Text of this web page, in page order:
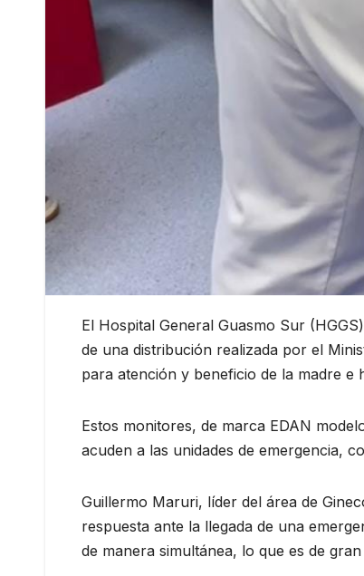
El Hospital General Guasmo Sur
de una distribución realizada por el
para atención y beneficio de la madre e
Estos monitores, de marca EDAN
acuden a las unidades de emergencia,
Guillermo Maruri, líder del área de
respuesta ante la llegada de una
de manera simultánea, lo que es de